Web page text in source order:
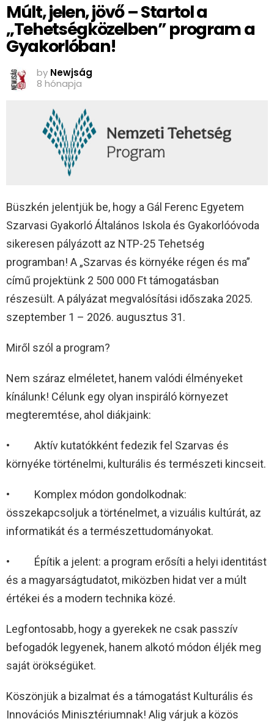
Múlt, jelen, jövő – Startol a
„Tehetségközelben” program a
Gyakorlóban!
by Newjság
8 hónapja
Büszkén jelentjük be, hogy a Gál Ferenc Egyetem
Szarvasi Gyakorló Általános Iskola és Gyakorlóóvoda
sikeresen pályázott az NTP-25 Tehetség
programban! A „Szarvas és környéke régen és ma”
című projektünk 2 500 000 Ft támogatásban
részesült. A pályázat megvalósítási időszaka 2025.
szeptember 1 – 2026. augusztus 31.
Miről szól a program?
Nem száraz elméletet, hanem valódi élményeket
kínálunk! Célunk egy olyan inspiráló környezet
megteremtése, ahol diákjaink:
• Aktív kutatókként fedezik fel Szarvas és
környéke történelmi, kulturális és természeti kincseit.
• Komplex módon gondolkodnak:
összekapcsoljuk a történelmet, a vizuális kultúrát, az
informatikát és a természettudományokat.
• Építik a jelent: a program erősíti a helyi identitást
és a magyarságtudatot, miközben hidat ver a múlt
értékei és a modern technika közé.
Legfontosabb, hogy a gyerekek ne csak passzív
befogadók legyenek, hanem alkotó módon éljék meg
saját örökségüket.
Köszönjük a bizalmat és a támogatást Kulturális és
Innovációs Minisztériumnak! Alig várjuk a közös